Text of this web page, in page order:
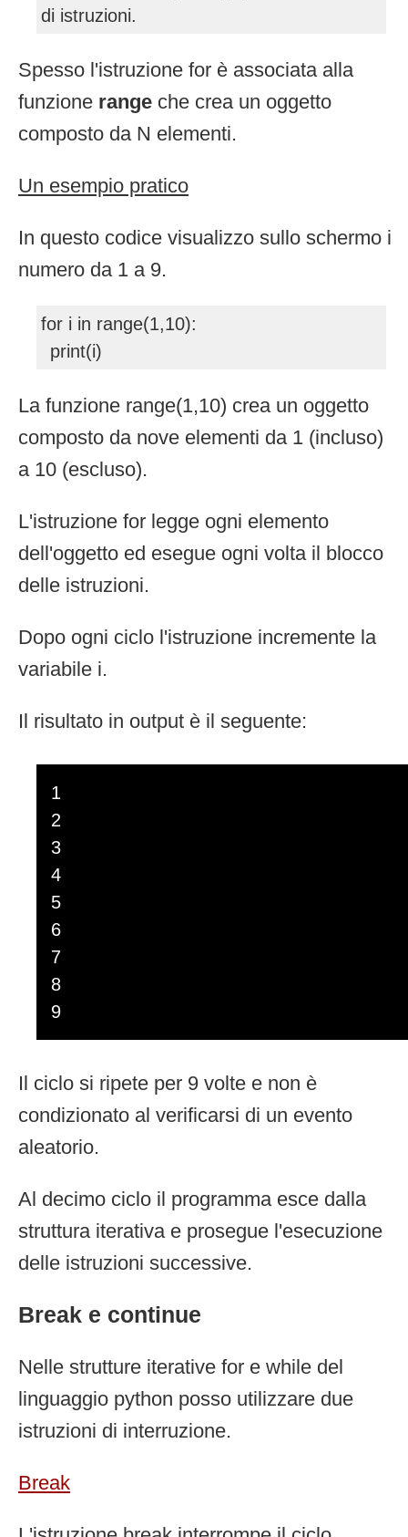
di istruzioni.
Spesso l'istruzione for è associata alla
funzione range che crea un oggetto
composto da N elementi.
Un esempio pratico
In questo codice visualizzo sullo schermo i
numero da 1 a 9.
for i in range(1,10):
print(i)
La funzione range(1,10) crea un oggetto
composto da nove elementi da 1 (incluso)
a 10 (escluso).
L'istruzione for legge ogni elemento
dell'oggetto ed esegue ogni volta il blocco
delle istruzioni.
Dopo ogni ciclo l'istruzione incremente la
variabile i.
Il risultato in output è il seguente:
1
2
3
4
5
6
7
8
9
Il ciclo si ripete per 9 volte e non è
condizionato al verificarsi di un evento
aleatorio.
Al decimo ciclo il programma esce dalla
struttura iterativa e prosegue l'esecuzione
delle istruzioni successive.
Break e continue
Nelle strutture iterative for e while del
linguaggio python posso utilizzare due
istruzioni di interruzione.
Break